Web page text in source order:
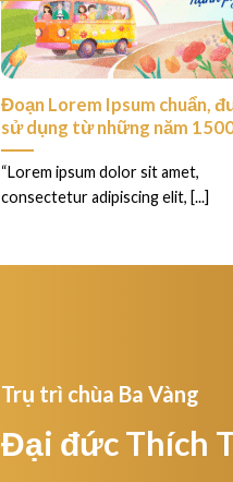
Đoạn Lorem Ipsum chuẩn,
sử dụng từ những năm
“Lorem ipsum dolor sit amet,
consectetur adipiscing elit, [...]
Trụ trì chùa Ba Vàng
Đại đức Thích